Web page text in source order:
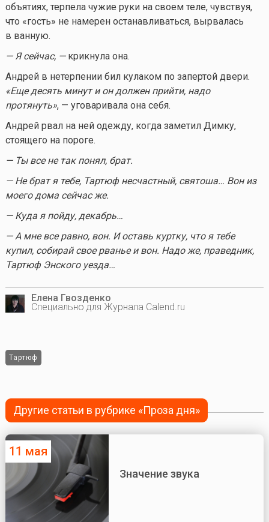
объятиях, терпела чужие руки на своем теле, чувствуя,
что «гость» не намерен останавливаться, вырвалась
в ванную.
— Я сейчас, —крикнула она.
Андрей в нетерпении бил кулаком по запертой двери.
«Еще десять минут и он должен прийти, надо
протянуть», — уговаривала она себя.
Андрей рвал на ней одежду, когда заметил Димку,
стоящего на пороге.
— Ты все не так понял, брат.
— Не брат я тебе, Тартюф несчастный, святоша… Вон из
моего дома сейчас же.
— Куда я пойду, декабрь…
— А мне все равно, вон. И оставь куртку, что я тебе
купил, собирай свое рванье и вон. Надо же, праведник,
Тартюф Энского уезда…
Елена Гвозденко
Специально для Журнала Calend.ru
Тартюф
Другие статьи в рубрике «Проза дня»
11 мая
Значение звука